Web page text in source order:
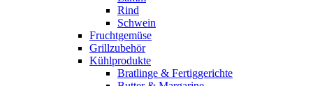
Rind
Schwein
Fruchtgemüse
Grillzubehör
Kühlprodukte
Bratlinge & Fertiggerichte